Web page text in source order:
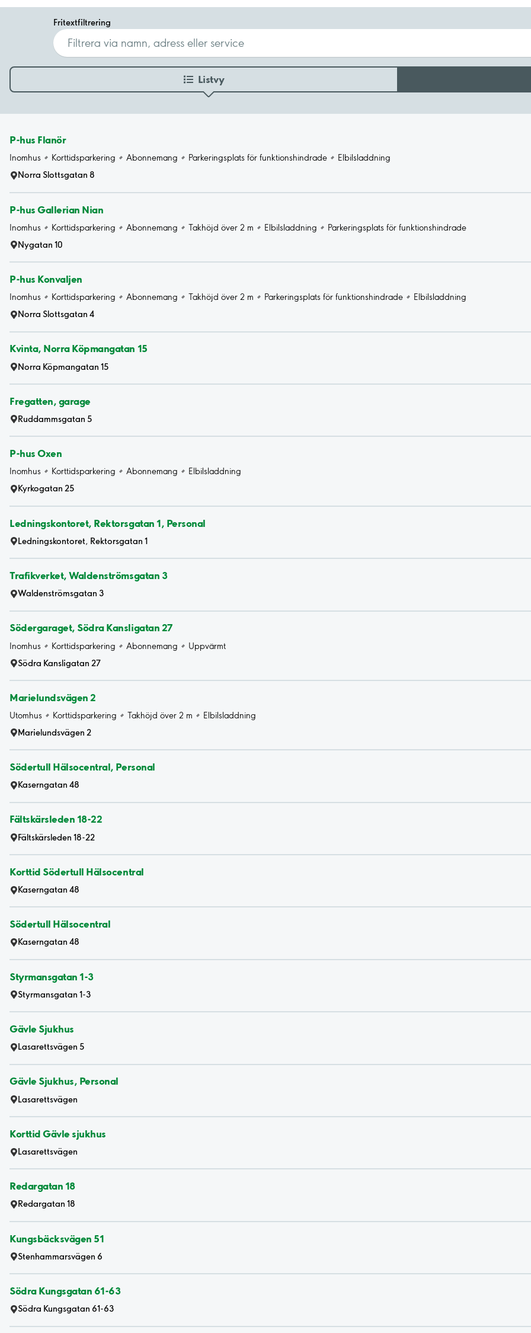
Fritextfiltrering
Listvy
P-hus Flanör
Inomhus Korttidsparkering Abonnemang Parkeringsplats för funktionshindrade
Elbilsladdning
Norra Slottsgatan 8
P-hus Gallerian Nian
Inomhus Korttidsparkering Abonnemang Takhöjd över 2 m Elbilsladdning
Parkeringsplats för funktionshindrade
Nygatan 10
P-hus Konvaljen
Inomhus Korttidsparkering Abonnemang Takhöjd över 2 m Parkeringsplats för funktionshindrade
Elbilsladdning
Norra Slottsgatan 4
Kvinta, Norra Köpmangatan 15
Norra Köpmangatan 15
Fregatten, garage
Ruddammsgatan 5
P-hus Oxen
Inomhus Korttidsparkering Abonnemang
Elbilsladdning
Kyrkogatan 25
Ledningskontoret, Rektorsgatan 1, Personal
Ledningskontoret, Rektorsgatan 1
Trafikverket, Waldenströmsgatan 3
Waldenströmsgatan 3
Södergaraget, Södra Kansligatan 27
Inomhus Korttidsparkering Abonnemang
Uppvärmt
Södra Kansligatan 27
Marielundsvägen 2
Utomhus Korttidsparkering Takhöjd över 2 m
Elbilsladdning
Marielundsvägen 2
Södertull Hälsocentral, Personal
Kaserngatan 48
Fältskärsleden 18-22
Fältskärsleden 18-22
Korttid Södertull Hälsocentral
Kaserngatan 48
Södertull Hälsocentral
Kaserngatan 48
Styrmansgatan 1-3
Styrmansgatan 1-3
Gävle Sjukhus
Lasarettsvägen 5
Gävle Sjukhus, Personal
Lasarettsvägen
Korttid Gävle sjukhus
Lasarettsvägen
Redargatan 18
Redargatan 18
Kungsbäcksvägen 51
Stenhammarsvägen 6
Södra Kungsgatan 61-63
Södra Kungsgatan 61-63